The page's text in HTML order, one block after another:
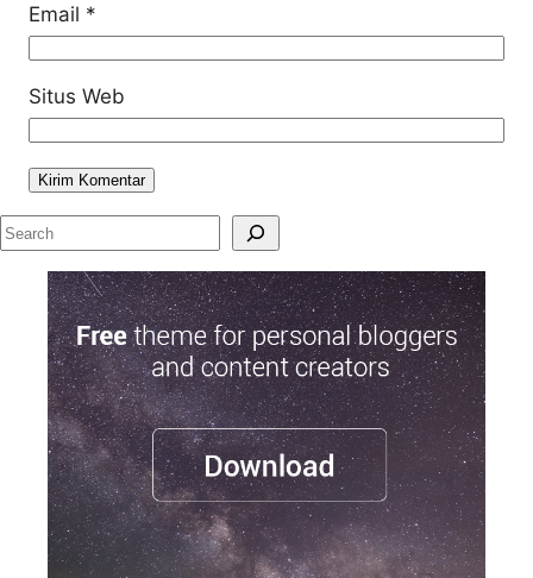
Email *
Situs Web
S